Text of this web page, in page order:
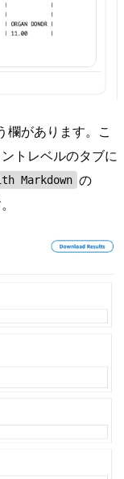
欄があります。こ
トレベルのタブに
Markdown の